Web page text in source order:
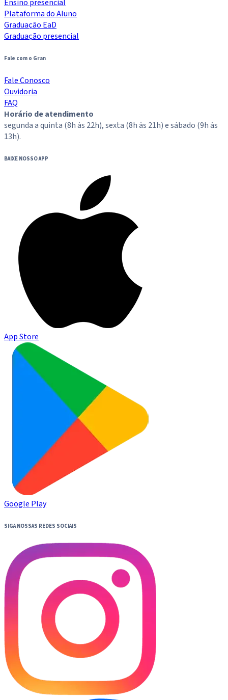
Ensino presencial
Plataforma do Aluno
Graduação EaD
Graduação presencial
Fale com o Gran
Fale Conosco
Ouvidoria
FAQ
Horário de atendimento
segunda a quinta (8h às 22h), sexta (8h às 21h) e sábado (9h às
13h).
BAIXE NOSSO APP
App Store
Google Play
SIGA NOSSAS REDES SOCIAIS